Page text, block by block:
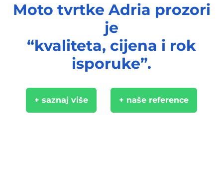
Moto tvrtke Adria prozori
je
“kvaliteta, cijena i rok
isporuke”.
+ saznaj više + naše reference